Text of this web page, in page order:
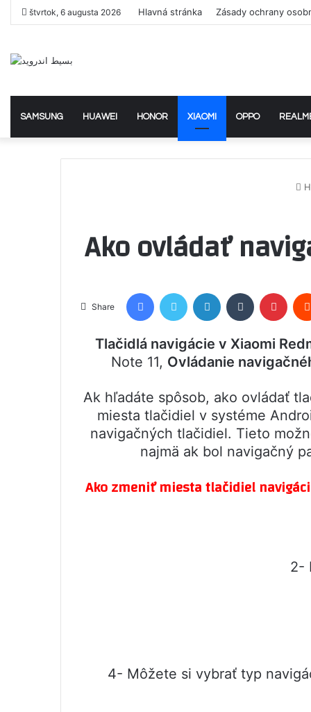
štvrtok, 6 augusta 2026 Hlavná stránka Zásady ochrany
SAMSUNG HUAWEI HONOR XIAOMI OPPO
Ako ovládať
Share
FacebookTwitter LinkedIn Tumblr
Tlačidlá navigácie v Xiaomi
Note 11, Ovládanie
Ak hľadáte spôsob, ako ovládať
miesta tlačidiel v systéme
navigačných tlačidiel. Tieto
najmä ak bol navigačný
Ako zmeniť miesta tlačidiel
2-
4- Môžete si vybrať typ